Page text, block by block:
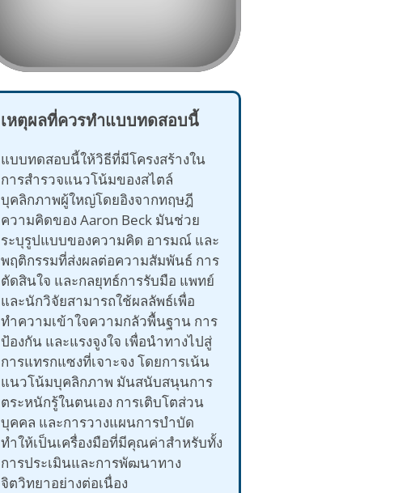
เหตุผลที่ควรทำแบบทดสอบนี้
แบบทดสอบนี้ให้วิธีที่มีโครงสร้างใน
การสำรวจแนวโน้มของสไตล์
บุคลิกภาพผู้ใหญ่โดยอิงจากทฤษฎี
ความคิดของ Aaron Beck มันช่วย
ระบุรูปแบบของความคิด อารมณ์ และ
พฤติกรรมที่ส่งผลต่อความสัมพันธ์ การ
ตัดสินใจ และกลยุทธ์การรับมือ แพทย์
และนักวิจัยสามารถใช้ผลลัพธ์เพื่อ
ทำความเข้าใจความกลัวพื้นฐาน การ
ป้องกัน และแรงจูงใจ เพื่อนำทางไปสู่
การแทรกแซงที่เจาะจง โดยการเน้น
แนวโน้มบุคลิกภาพ มันสนับสนุนการ
ตระหนักรู้ในตนเอง การเติบโตส่วน
บุคคล และการวางแผนการบำบัด
ทำให้เป็นเครื่องมือที่มีคุณค่าสำหรับทั้ง
การประเมินและการพัฒนาทาง
จิตวิทยาอย่างต่อเนื่อง